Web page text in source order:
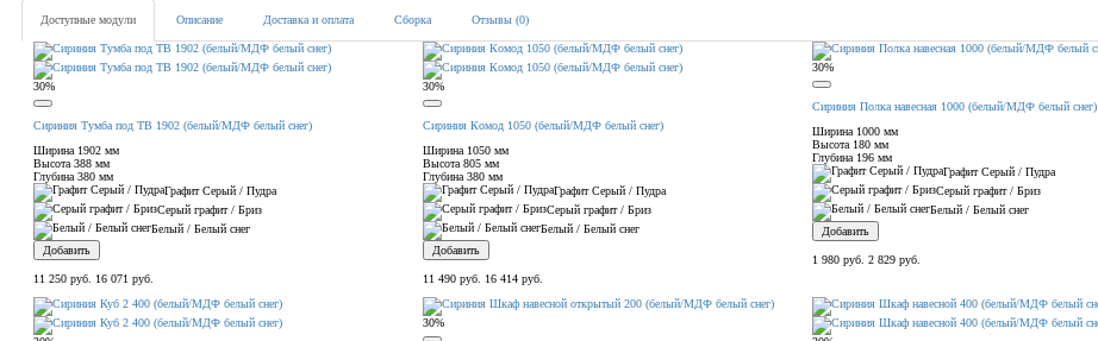
Доступные модули Описание Доставка и оплата Сборка Отзывы (0)
30%
Сириния Тумба под ТВ 1902 (белый/МДФ белый снег)
Ширина 1902 мм
Высота 388 мм
Глубина 380 мм
Графит Серый / Пудра
Серый графит / Бриз
Белый / Белый снег
Добавить
11 250 руб. 16 071 руб.
30%
Сириния Комод 1050 (белый/МДФ белый снег)
Ширина 1050 мм
Высота 805 мм
Глубина 380 мм
Графит Серый / Пудра
Серый графит / Бриз
Белый / Белый снег
Добавить
11 490 руб. 16 414 руб.
30%
Сириния Полка навесная 1000 (белый/МДФ белый снег)
Ширина 1000 мм
Высота 180 мм
Глубина 196 мм
Графит Серый / Пудра
Серый графит / Бриз
Белый / Белый снег
Добавить
1 980 руб. 2 829 руб.
30%